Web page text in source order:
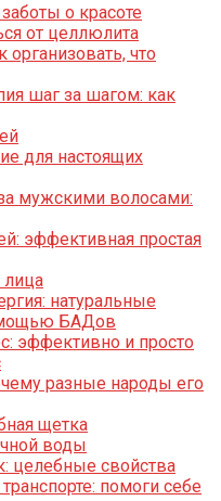
о красоте
от целлюлита
что
шаг за шагом: как
для настоящих
мужскими волосами:
эффективная простая
натуральные
БАДов
эффективно и просто
разные народы его
щетка
воды
целебные свойства
помоги себе